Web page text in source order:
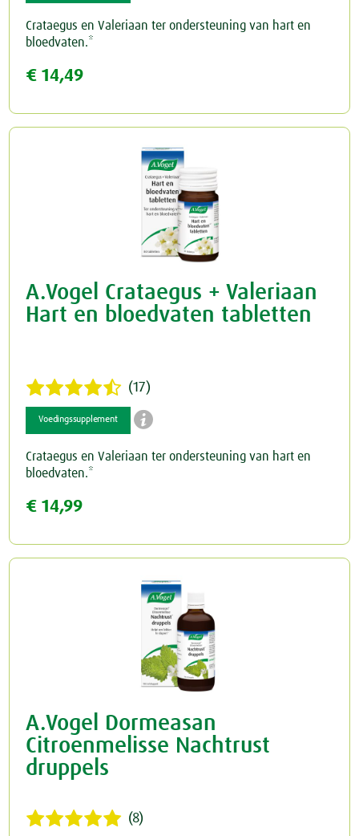
Rust & Slaap
Rust & Ontspanning
Slaap
Spieren & Gewrichten
Botten & Gewrichten
Spijsvertering
Pollinosan
Schildklier
Crataegus en Valeriaan ter ondersteuning van hart en
bloedvaten.*
€ 14,49
A.Vogel Crataegus + Valeriaan
Hart en bloedvaten tabletten
(17)
Voedingssupplement 
Crataegus en Valeriaan ter ondersteuning van hart en
bloedvaten.*
€ 14,99
A.Vogel Dormeasan
Citroenmelisse Nachtrust
druppels
(8)